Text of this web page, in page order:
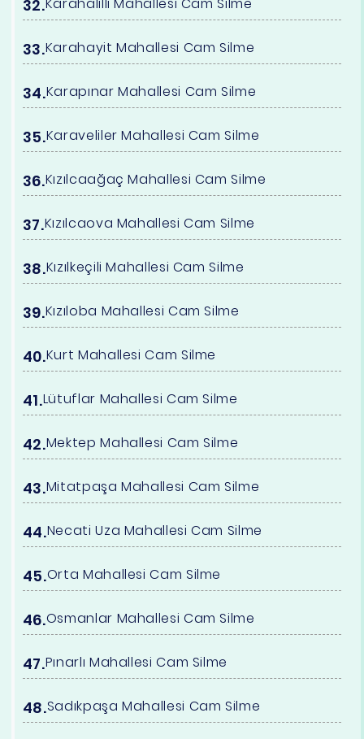
Karahayit Mahallesi Cam Silme
Karapınar Mahallesi Cam Silme
Karaveliler Mahallesi Cam Silme
Kızılcaağaç Mahallesi Cam Silme
Kızılcaova Mahallesi Cam Silme
Kızılkeçili Mahallesi Cam Silme
Kızıloba Mahallesi Cam Silme
Kurt Mahallesi Cam Silme
Lütuflar Mahallesi Cam Silme
Mektep Mahallesi Cam Silme
Mitatpaşa Mahallesi Cam Silme
Necati Uza Mahallesi Cam Silme
Orta Mahallesi Cam Silme
Osmanlar Mahallesi Cam Silme
Pınarlı Mahallesi Cam Silme
Sadıkpaşa Mahallesi Cam Silme